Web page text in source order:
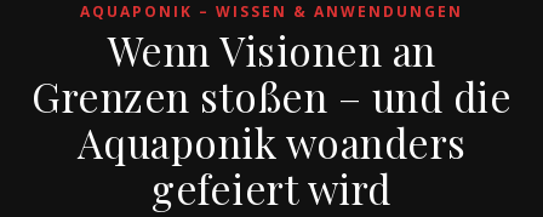
AQUAPONIK – WISSEN & ANWENDUNGEN
Wenn Visionen an
Grenzen stoßen – und die
Aquaponik woanders
gefeiert wird